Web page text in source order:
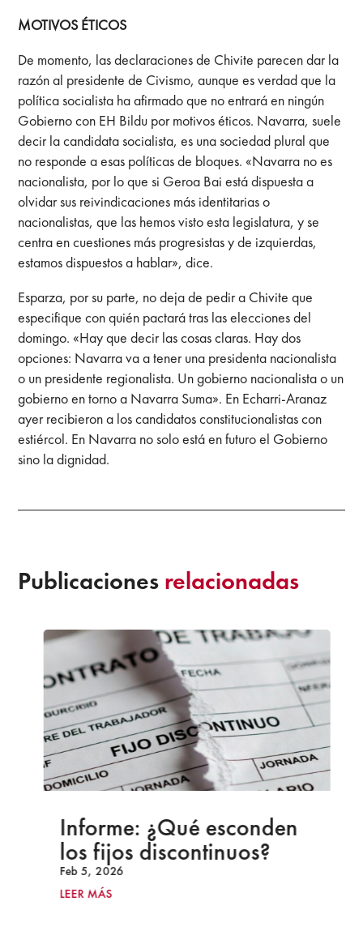
MOTIVOS ÉTICOS
De momento, las declaraciones de Chivite parecen dar la
razón al presidente de Civismo, aunque es verdad que la
política socialista ha afirmado que no entrará en ningún
Gobierno con EH Bildu por motivos éticos. Navarra, suele
decir la candidata socialista, es una sociedad plural que
no responde a esas políticas de bloques. «Navarra no es
nacionalista, por lo que si Geroa Bai está dispuesta a
olvidar sus reivindicaciones más identitarias o
nacionalistas, que las hemos visto esta legislatura, y se
centra en cuestiones más progresistas y de izquierdas,
estamos dispuestos a hablar», dice.
Esparza, por su parte, no deja de pedir a Chivite que
especifique con quién pactará tras las elecciones del
domingo. «Hay que decir las cosas claras. Hay dos
opciones: Navarra va a tener una presidenta nacionalista
o un presidente regionalista. Un gobierno nacionalista o un
gobierno en torno a Navarra Suma». En Echarri-Aranaz
ayer recibieron a los candidatos constitucionalistas con
estiércol. En Navarra no solo está en futuro el Gobierno
sino la dignidad.
Publicaciones relacionadas
Informe: ¿Qué esconden
los fijos discontinuos?
Feb 5, 2026
LEER MÁS